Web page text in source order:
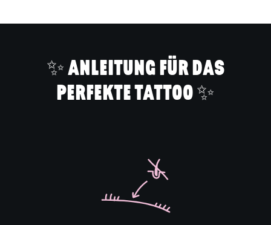
✨ ANLEITUNG FÜR DAS
PERFEKTE TATTOO ✨